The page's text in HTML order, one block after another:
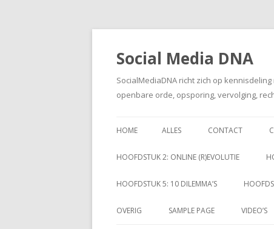
Social Media DNA
SocialMediaDNA richt zich op
openbare orde, opsporing, vervolging,
HOME ALLES CONTACT
HOOFDSTUK 2: ONLINE (R)EVOLUTIE
HOOFDSTUK 5: 10 DILEMMA’S
OVERIG SAMPLE PAGE VIDEO’S